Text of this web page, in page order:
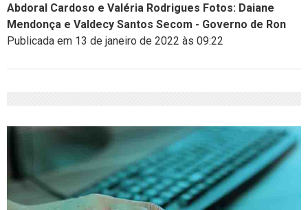
Abdoral Cardoso e Valéria Rodrigues Fotos: Daiane
Mendonça e Valdecy Santos Secom - Governo de Ron
Publicada em 13 de janeiro de 2022 às 09:22